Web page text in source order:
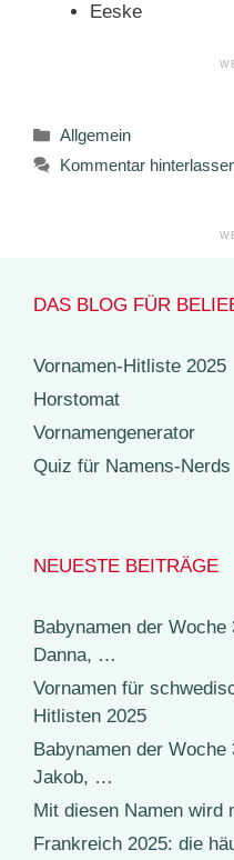
Eeske
Kategorien
Allgemein
Kommentar
DAS BLOG FÜR
Vornamen-Hitliste 2025
Horstomat
Vornamengenerator
Quiz für Namens-Nerds
NEUESTE BEITRÄGE
Babynamen der Woche
Danna, …
Vornamen für
Hitlisten 2025
Babynamen der
Jakob, …
Mit diesen Namen wird
Frankreich 2025: die